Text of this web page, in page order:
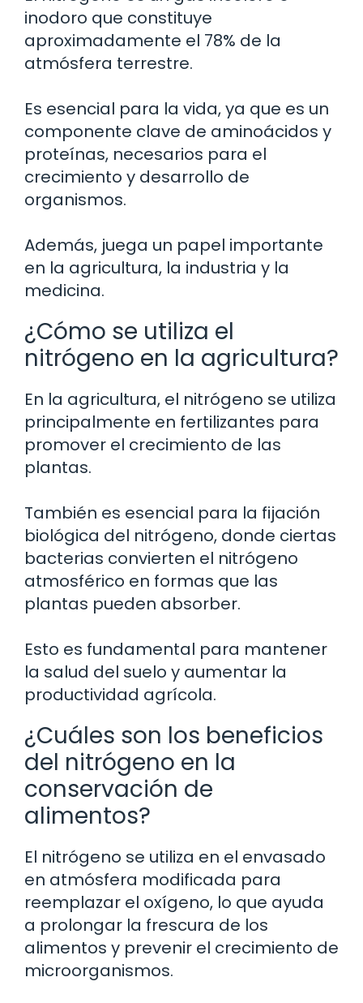
inodoro que constituye
aproximadamente el 78% de la
atmósfera terrestre.
Es esencial para la vida, ya que es un
componente clave de aminoácidos y
proteínas, necesarios para el
crecimiento y desarrollo de
organismos.
Además, juega un papel importante
en la agricultura, la industria y la
medicina.
¿Cómo se utiliza el
nitrógeno en la agricultura?
En la agricultura, el nitrógeno se utiliza
principalmente en fertilizantes para
promover el crecimiento de las
plantas.
También es esencial para la fijación
biológica del nitrógeno, donde ciertas
bacterias convierten el nitrógeno
atmosférico en formas que las
plantas pueden absorber.
Esto es fundamental para mantener
la salud del suelo y aumentar la
productividad agrícola.
¿Cuáles son los beneficios
del nitrógeno en la
conservación de
alimentos?
El nitrógeno se utiliza en el envasado
en atmósfera modificada para
reemplazar el oxígeno, lo que ayuda
a prolongar la frescura de los
alimentos y prevenir el crecimiento de
microorganismos.